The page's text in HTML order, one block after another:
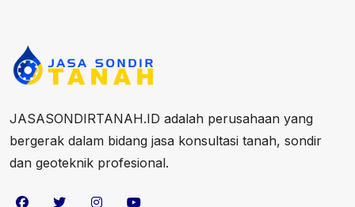
JASASONDIRTANAH.ID adalah perusahaan yang
bergerak dalam bidang jasa konsultasi tanah, sondir
dan geoteknik profesional.